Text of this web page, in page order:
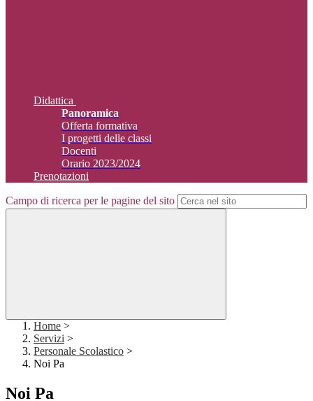
Didattica
Panoramica
Offerta formativa
I progetti delle classi
Docenti
Orario 2023/2024
Prenotazioni
Campo di ricerca per le pagine del sito
Home >
Servizi >
Personale Scolastico >
Noi Pa
Noi Pa